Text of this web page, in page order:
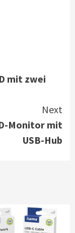
mit zwei
Next
Monitor mit
USB-Hub